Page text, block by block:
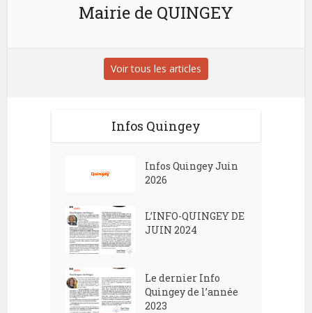
Mairie de QUINGEY
Voir tous les articles
Infos Quingey
Infos Quingey Juin
2026
L’INFO-QUINGEY DE
JUIN 2024
Le dernier Info
Quingey de l’année
2023